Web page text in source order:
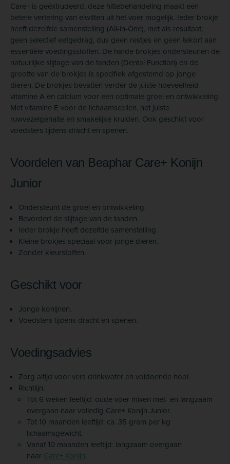
Care+ is geëxtrudeerd, deze hittebehandeling maakt een
betere vertering van eiwitten uit het voer mogelijk. Ieder brokje
heeft dezelfde samenstelling (All-in-One), met als resultaat;
geen selectief eetgedrag, dus geen restjes en geen tekort aan
essentiële voedingsstoffen. De harde brokjes ondersteunen de
natuurlijke slijtage van de tanden (Dental Function) en de
grootte van de brokjes is specifiek afgestemd op jonge
dieren. De brokjes bevatten verder de juiste hoeveelheid
vitamine A en calcium voor een optimale groei en ontwikkeling.
Met vitamine E voor de lichaamscellen, het juiste
ruwvezelgehalte en smakelijke kruiden. Ook geschikt voor
voedsters tijdens dracht en spenen.
Voordelen van Beaphar Care+ Konijn
Junior
Ondersteunt de groei en ontwikkeling.
Bevordert de slijtage van de tanden.
Ieder brokje heeft dezelfde samenstelling.
Kleine brokjes speciaal voor jonge dieren.
Zonder kleurstoffen.
Geschikt voor
Jonge konijnen.
Voedsters tijdens dracht en spenen.
Voedingsadvies
Zorg altijd voor vers drinkwater en voldoende hooi.
Richtlijn:
Tot 6 weken leeftijd: oude voer mixen met- en langzaam
overgaan naar volledig Care+ Konijn Junior.
Tot 10 maanden leeftijd: ca. 35 gram per kg
lichaamsgewicht.
Vanaf 10 maanden leeftijd: langzaam overgaan
naar Care+ Konijn.